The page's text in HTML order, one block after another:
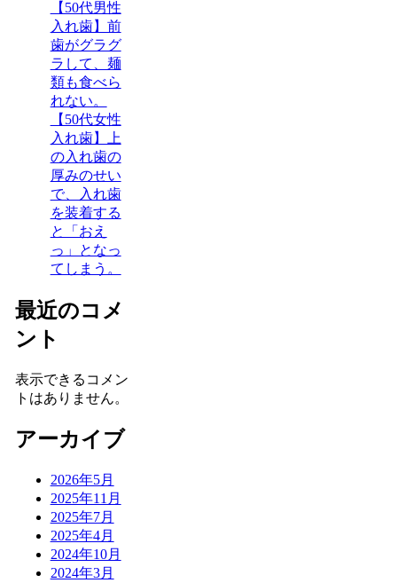
【50代男性
入れ歯】前
歯がグラグ
ラして、麺
類も食べら
れない。
【50代女性
入れ歯】上
の入れ歯の
厚みのせい
で、入れ歯
を装着する
と「おえ
っ」となっ
てしまう。
最近のコメ
ント
表示できるコメン
トはありません。
アーカイブ
2026年5月
2025年11月
2025年7月
2025年4月
2024年10月
2024年3月